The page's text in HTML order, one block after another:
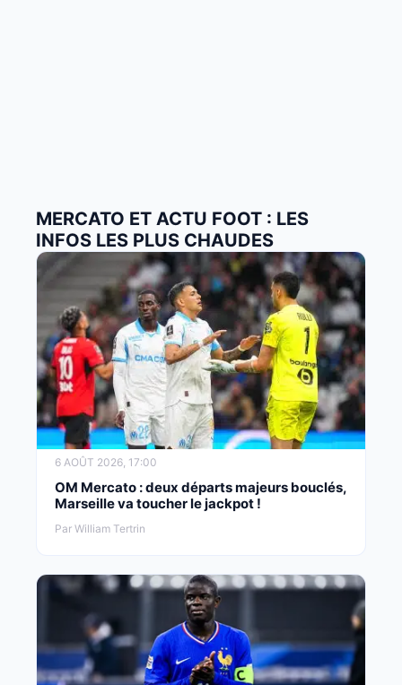
MERCATO ET ACTU FOOT : LES
INFOS LES PLUS CHAUDES
6 AOÛT 2026, 17:00
OM Mercato : deux départs majeurs bouclés,
Marseille va toucher le jackpot !
Par William Tertrin